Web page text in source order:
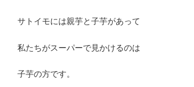
サトイモには親芋と子芋があって
私たちがスーパーで見かけるのは
子芋の方です。